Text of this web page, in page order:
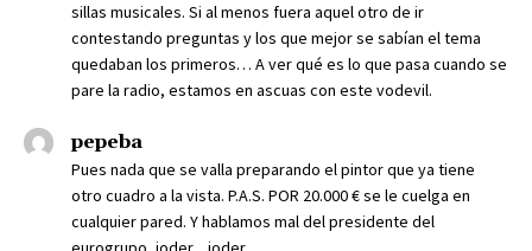
sillas musicales. Si al menos fuera aquel otro de ir
contestando preguntas y los que mejor se sabían el tema
quedaban los primeros… A ver qué es lo que pasa cuando se
pare la radio, estamos en ascuas con este vodevil.
pepeba
Pues nada que se valla preparando el pintor que ya tiene
otro cuadro a la vista. P.A.S. POR 20.000 € se le cuelga en
cualquier pared. Y hablamos mal del presidente del